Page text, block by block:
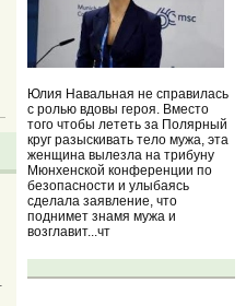
Юлия Навальная не справилась
с ролью вдовы героя. Вместо
того чтобы лететь за Полярный
круг разыскивать тело мужа, эта
женщина вылезла на трибуну
Мюнхенской конференции по
безопасности и улыбаясь
сделала заявление, что
поднимет знамя мужа и
возглавит...чт